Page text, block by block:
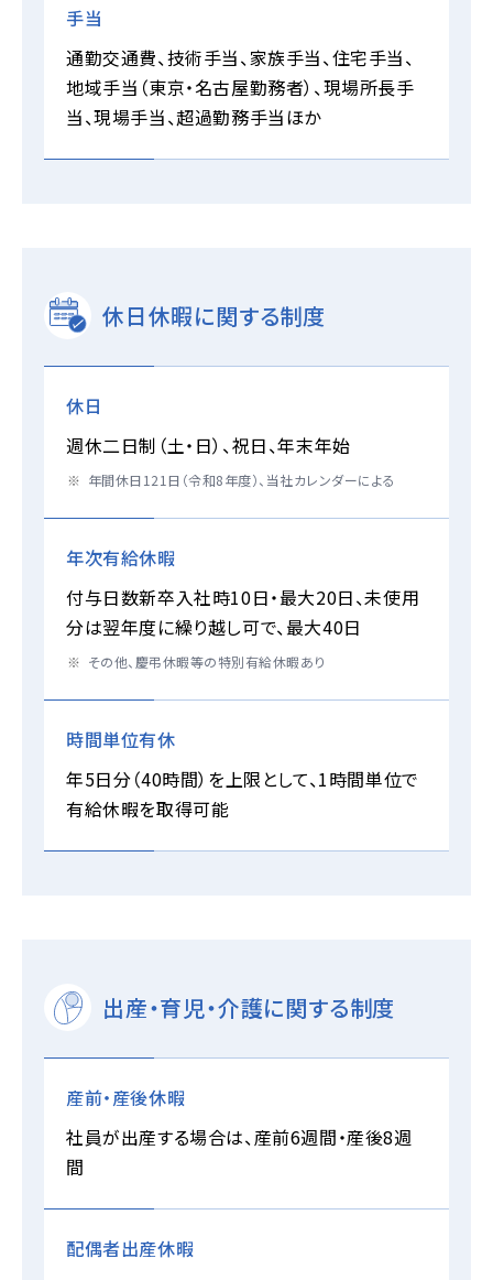
手当
通勤交通費、技術手当、家族手当、住宅手当、
地域手当（東京・名古屋勤務者）、現場所長手
当、現場手当、超過勤務手当ほか
休日休暇に関する制度
休日
週休二日制（土・日）、祝日、年末年始
年間休日121日（令和8年度）、当社カレンダーによる
年次有給休暇
付与日数新卒入社時10日・最大20日、未使用
分は翌年度に繰り越し可で、最大40日
その他、慶弔休暇等の特別有給休暇あり
時間単位有休
年5日分（40時間）を上限として、1時間単位で
有給休暇を取得可能
出産・育児・介護に関する制度
産前・産後休暇
社員が出産する場合は、産前6週間・産後8週
間
配偶者出産休暇